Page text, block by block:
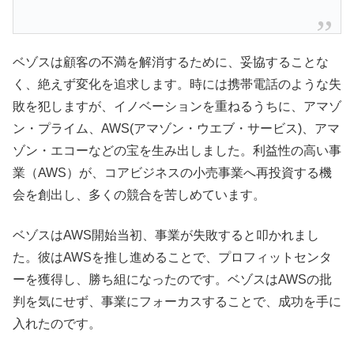
ベゾスは顧客の不満を解消するために、妥協することな
く、絶えず変化を追求します。時には携帯電話のような失
敗を犯しますが、イノベーションを重ねるうちに、アマゾ
ン・プライム、AWS(アマゾン・ウエブ・サービス)、アマ
ゾン・エコーなどの宝を生み出しました。利益性の高い事
業（AWS）が、コアビジネスの小売事業へ再投資する機
会を創出し、多くの競合を苦しめています。
ベゾスはAWS開始当初、事業が失敗すると叩かれまし
た。彼はAWSを推し進めることで、プロフィットセンタ
ーを獲得し、勝ち組になったのです。ベゾスはAWSの批
判を気にせず、事業にフォーカスすることで、成功を手に
入れたのです。